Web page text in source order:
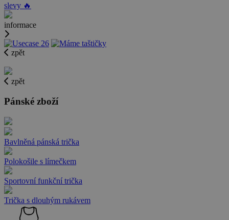
slevy 🔥
informace
zpět
zpět
Pánské zboží
Bavlněná pánská trička
Polokošile s límečkem
Sportovní funkční trička
Trička s dlouhým rukávem